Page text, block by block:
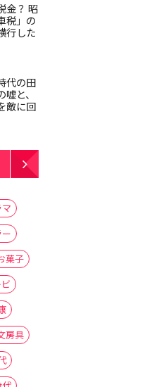
金？ 昭
税」の
行した
代の田
と、
敵に回
菓子
房具